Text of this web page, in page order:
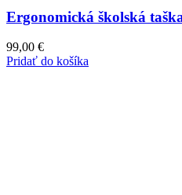
Ergonomická školská
99,00 €
Pridať do košíka